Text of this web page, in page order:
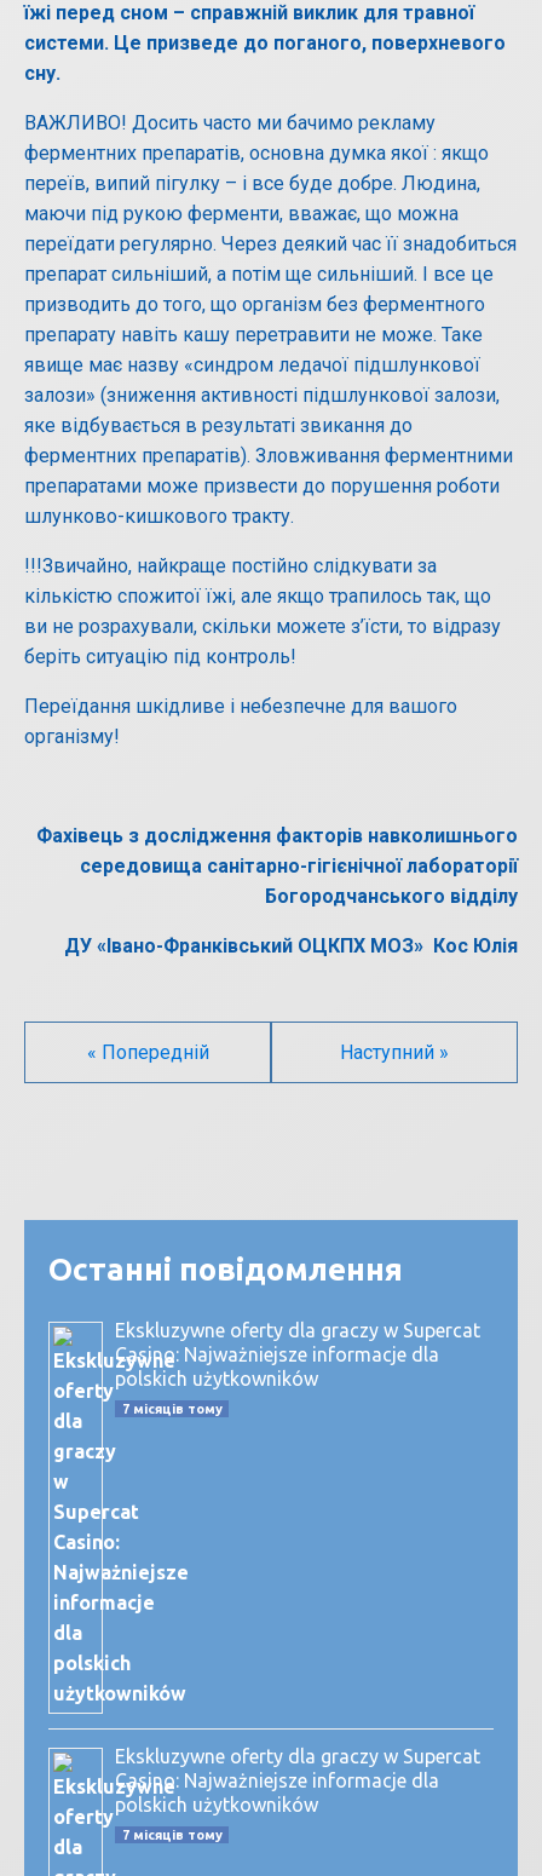
їжі перед сном – справжній виклик для травної
системи. Це призведе до поганого, поверхневого
сну.
ВАЖЛИВО! Досить часто ми бачимо рекламу
ферментних препаратів, основна думка якої : якщо
переїв, випий пігулку – і все буде добре. Людина,
маючи під рукою ферменти, вважає, що можна
переїдати регулярно. Через деякий час її знадобиться
препарат сильніший, а потім ще сильніший. І все це
призводить до того, що організм без ферментного
препарату навіть кашу перетравити не може. Таке
явище має назву «синдром ледачої підшлункової
залози» (зниження активності підшлункової залози,
яке відбувається в результаті звикання до
ферментних препаратів). Зловживання ферментними
препаратами може призвести до порушення роботи
шлунково-кишкового тракту.
!!!Звичайно, найкраще постійно слідкувати за
кількістю спожитої їжі, але якщо трапилось так, що
ви не розрахували, скільки можете з’їсти, то відразу
беріть ситуацію під контроль!
Переїдання шкідливе і небезпечне для вашого
організму!
Фахівець з дослідження факторів навколишнього
середовища санітарно-гігієнічної лабораторії
Богородчанського відділу
ДУ «Івано-Франківський ОЦКПХ МОЗ» Кос Юлія
« Попередній Наступний »
Останні повідомлення
Ekskluzywne oferty dla graczy w Supercat
Casino: Najważniejsze informacje dla
polskich użytkowników
7 місяців тому
Ekskluzywne oferty dla graczy w Supercat
Casino: Najważniejsze informacje dla
polskich użytkowników
7 місяців тому